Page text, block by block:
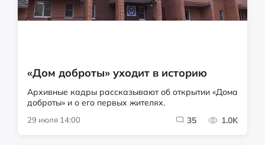
«Дом доброты» уходит в историю
Архивные кадры рассказывают об открытии «Дома
доброты» и о его первых жителях.
29 июля 14:00 35 1.0K